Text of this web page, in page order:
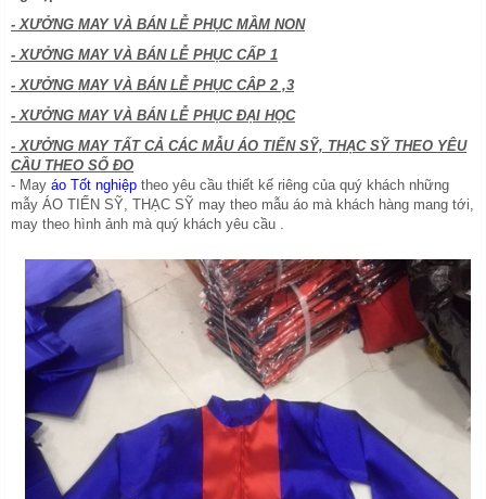
- XƯỞNG MAY VÀ BÁN LỄ PHỤC MẦM NON
- XƯỞNG MAY VÀ BÁN LỄ PHỤC CẤP 1
- XƯỞNG MAY VÀ BÁN LỄ PHỤC CÂP 2 ,3
- XƯỞNG MAY VÀ BÁN LỄ PHỤC ĐẠI HỌC
- XƯỞNG MAY TẤT CẢ CÁC MẪU ÁO TIẾN SỸ, THẠC SỸ THEO YÊU
CẦU THEO SỐ ĐO
- May áo Tốt nghiệp theo yêu cầu thiết kế riêng của quý khách những
mẫy ÁO TIẾN SỸ, THẠC SỸ may theo mẫu áo mà khách hàng mang tới,
may theo hình ảnh mà quý khách yêu cầu .